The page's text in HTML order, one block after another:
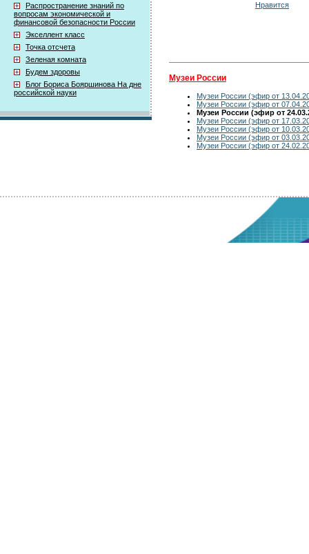
Распространение знаний по
вопросам экономической и
финансовой безопасности России
Экселлент класс
Точка отсчета
Зеленая комната
Будем здоровы
Блог Бориса Бояршинова На дне
российской науки
Нравится
Музеи России
Музеи России (эфир от
Музеи России (эфир от
Музеи России (эфир от
Музеи России (эфир от
Музеи России (эфир от
Музеи России (эфир от
Музеи России (эфир от